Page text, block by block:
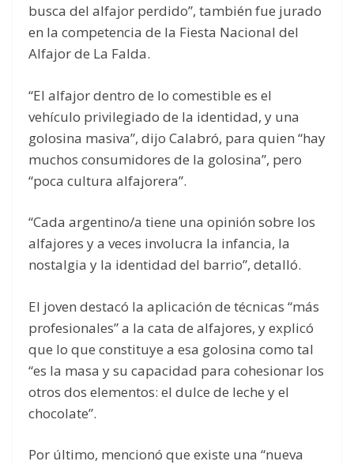
busca del alfajor perdido”, también fue jurado
en la competencia de la Fiesta Nacional del
Alfajor de La Falda.
“El alfajor dentro de lo comestible es el
vehículo privilegiado de la identidad, y una
golosina masiva”, dijo Calabró, para quien “hay
muchos consumidores de la golosina”, pero
“poca cultura alfajorera”.
“Cada argentino/a tiene una opinión sobre los
alfajores y a veces involucra la infancia, la
nostalgia y la identidad del barrio”, detalló.
El joven destacó la aplicación de técnicas “más
profesionales” a la cata de alfajores, y explicó
que lo que constituye a esa golosina como tal
“es la masa y su capacidad para cohesionar los
otros dos elementos: el dulce de leche y el
chocolate”.
Por último, mencionó que existe una “nueva